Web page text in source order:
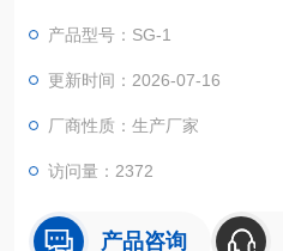
F-01、WF-M、WF-130、WFM-
产品型号：SG-1
更新时间：2026-07-16
厂商性质：生产厂家
访问量：2372
产品咨询